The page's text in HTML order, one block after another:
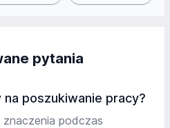
pytania
na poszukiwanie pracy?
podczas